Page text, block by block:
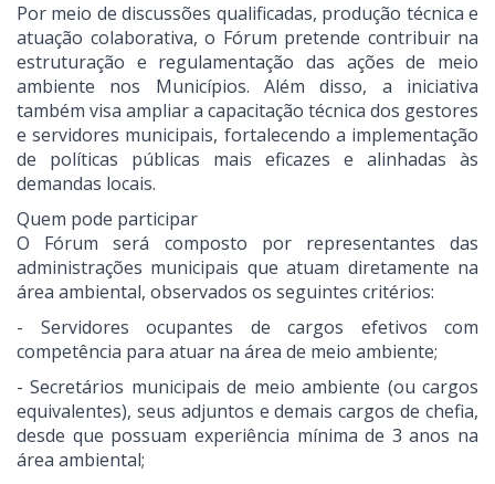
Por meio de discussões qualificadas, produção técnica e
atuação colaborativa, o Fórum pretende contribuir na
estruturação e regulamentação das ações de meio
ambiente nos Municípios. Além disso, a iniciativa
também visa ampliar a capacitação técnica dos gestores
e servidores municipais, fortalecendo a implementação
de políticas públicas mais eficazes e alinhadas às
demandas locais.
Quem pode participar
O Fórum será composto por representantes das
administrações municipais que atuam diretamente na
área ambiental, observados os seguintes critérios:
- Servidores ocupantes de cargos efetivos com
competência para atuar na área de meio ambiente;
- Secretários municipais de meio ambiente (ou cargos
equivalentes), seus adjuntos e demais cargos de chefia,
desde que possuam experiência mínima de 3 anos na
área ambiental;